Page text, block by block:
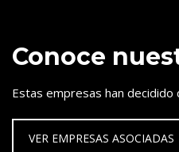
Conoce
Estas empresas han
VER EMPRESAS ASOCIADAS